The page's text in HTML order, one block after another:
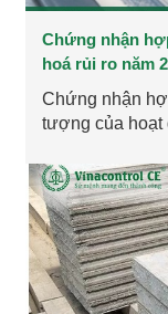
Chứng nhận
hoá rủi ro năm
Chứng nhận
tượng của hoạt